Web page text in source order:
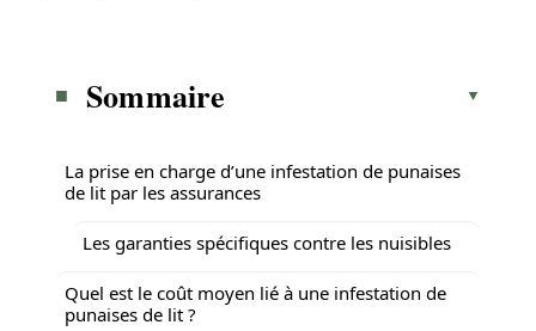
Sommaire
La prise en charge d’une infestation de punaises
de lit par les assurances
Les garanties spécifiques contre les nuisibles
Quel est le coût moyen lié à une infestation de
punaises de lit ?